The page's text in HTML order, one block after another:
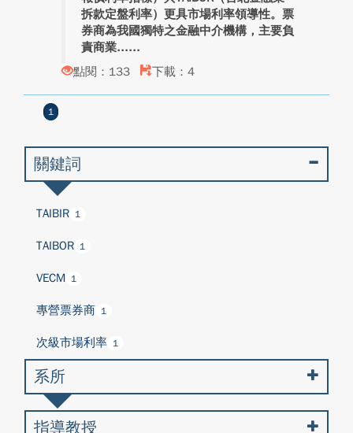
拆款定盤利率）更具市場利率領導性。票
券商為我國獨特之金融中介機構，主要負
責商業...
點閱：133
下載：4
1
關鍵詞
TAIBIR 1
TAIBOR 1
VECM 1
專營票券商 1
次級市場利率 1
系所
指導教授